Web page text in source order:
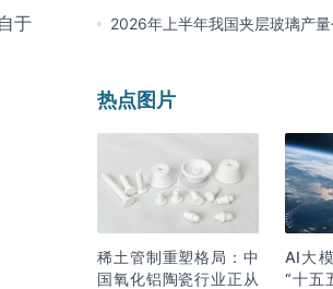
于
重量箱 同比下降5.7% 其中河北
2026年上半年我国夹层玻璃产
热点图片
稀土管制重塑格局：中
国氧化铝陶瓷行业正从
AI大
“十五